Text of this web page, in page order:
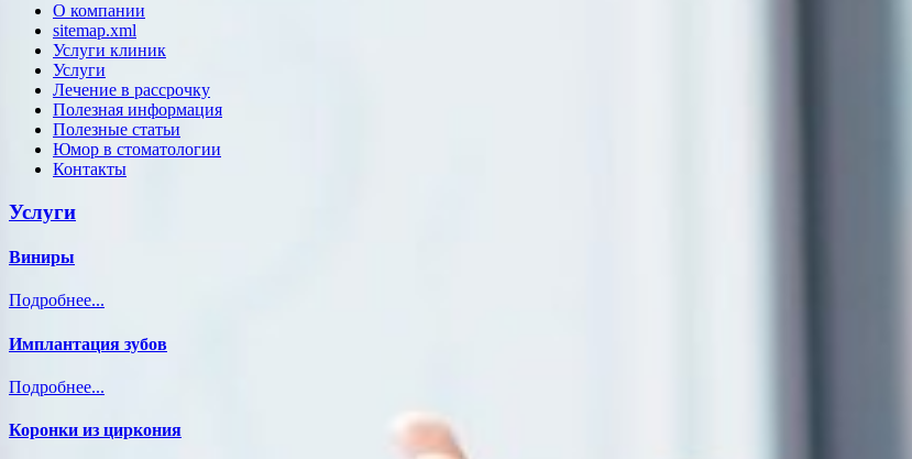
О компании
sitemap.xml
Услуги клиник
Услуги
Лечение в рассрочку
Полезная информация
Полезные статьи
Юмор в стоматологии
Контакты
Услуги
Виниры
Подробнее...
Имплантация зубов
Подробнее...
Коронки из циркония